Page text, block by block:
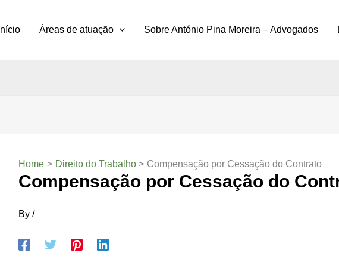
Início Áreas de atuação Sobre António Pina Moreira – Advogados
Home Direito do Trabalho Compensação por Cessação do Contrato
Compensação por Cessação do
By /